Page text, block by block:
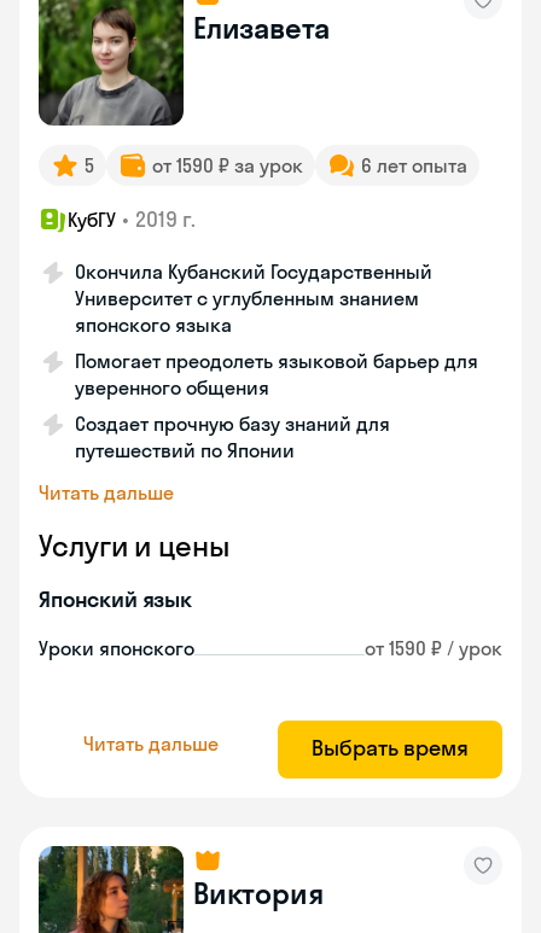
Елизавета
5 от 1590 ₽ за урок 6 лет опыта
КубГУ • 2019 г.
Окончила Кубанский Государственный
Университет с углубленным знанием
японского языка
Помогает преодолеть языковой барьер для
уверенного общения
Создает прочную базу знаний для
путешествий по Японии
Читать дальше
Услуги и цены
Японский язык
Уроки японского от 1590 ₽ / урок
Читать дальше Выбрать время
Виктория